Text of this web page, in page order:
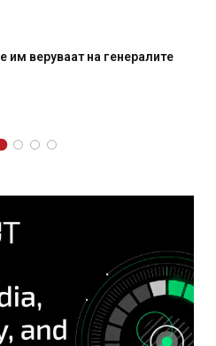
им веруваат на генералите